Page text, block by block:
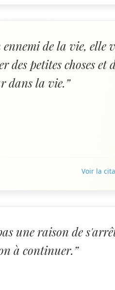
de la vie, elle
des petites choses et
dans la vie.”
Voir la
une raison de
à continuer.”